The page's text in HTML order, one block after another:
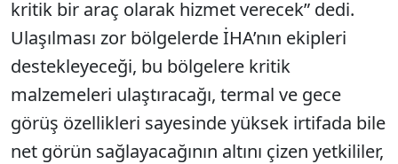
kritik bir araç olarak hizmet verecek” dedi.
Ulaşılması zor bölgelerde İHA’nın ekipleri
destekleyeceği, bu bölgelere kritik
malzemeleri ulaştıracağı, termal ve gece
görüş özellikleri sayesinde yüksek irtifada bile
net görün sağlayacağının altını çizen yetkililer,